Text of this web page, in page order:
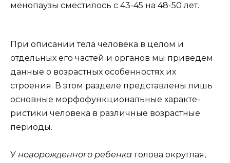
менопаузы сместилось с 43-45 на 48-50 лет.
При описании тела человека в целом и
отдельных его частей и органов мы приведем
данные о возрастных особенностях их
строения. В этом разделе представлены лишь
основные морфофункциональные характе-
ристики человека в различные возрастные
периоды.
У новорожденного ребенка голова округлая,